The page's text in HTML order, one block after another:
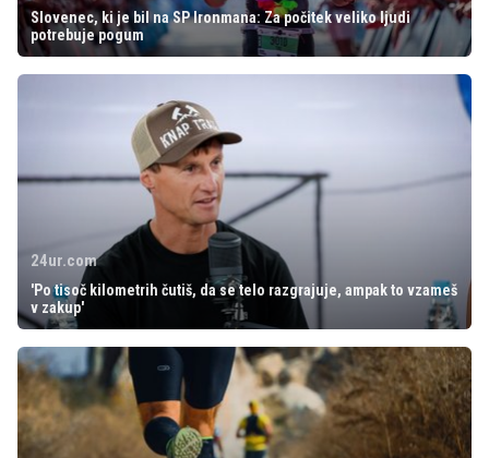
Slovenec, ki je bil na SP Ironmana: Za počitek veliko ljudi
potrebuje pogum
24ur.com
'Po tisoč kilometrih čutiš, da se telo razgrajuje, ampak to vzameš
v zakup'